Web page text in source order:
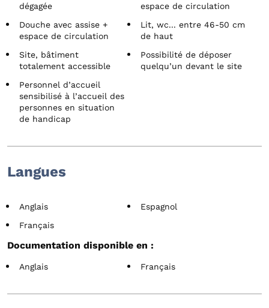
dégagée
espace de circulation
Douche avec assise +
espace de circulation
Lit, wc... entre 46-50 cm
de haut
Site, bâtiment
totalement accessible
Possibilité de déposer
quelqu’un devant le site
Personnel d’accueil
sensibilisé à l’accueil des
personnes en situation
de handicap
Langues
Anglais
Espagnol
Français
Documentation disponible en :
Anglais Français